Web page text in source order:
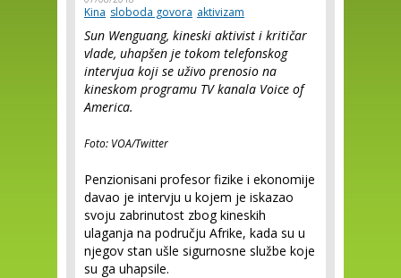
Kina sloboda govora aktivizam
Sun Wenguang, kineski aktivist i kritičar
vlade, uhapšen je tokom telefonskog
intervjua koji se uživo prenosio na
kineskom programu TV kanala Voice of
America.
Foto: VOA/Twitter
Penzionisani profesor fizike i ekonomije
davao je intervju u kojem je iskazao
svoju zabrinutost zbog kineskih
ulaganja na području Afrike, kada su u
njegov stan ušle sigurnosne službe koje
su ga uhapsile.